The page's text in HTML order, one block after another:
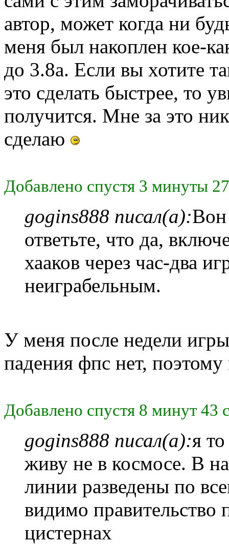
автор, может когда ни
меня был накоплен кое-
до 3.8а. Если вы хотите
это сделать быстрее, то
получится. Мне за это
сделаю
Добавлено спустя 3 минуты
gogins888 писал(а):Вон
ответьте, что да,
хааков через час-два
неиграбельным.
У меня после недели
падения фпс нет,
Добавлено спустя 8 минут 43
gogins888 писал(а):я
живу не в космосе. В
линии разведены по
видимо правительство
цистернах